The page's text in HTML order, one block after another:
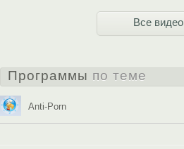
Все видео
Программы по теме
Anti-Porn